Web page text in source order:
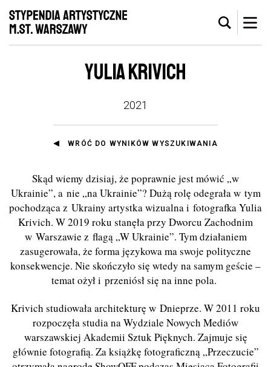
YULIA KRIVICH
2021
WRÓĆ DO WYNIKÓW WYSZUKIWANIA
Skąd wiemy dzisiaj, że poprawnie jest mówić „w
Ukrainie”, a nie „na Ukrainie”? Dużą rolę odegrała w tym
pochodząca z Ukrainy artystka wizualna i fotografka Yulia
Krivich. W 2019 roku stanęła przy Dworcu Zachodnim
w Warszawie z flagą „W Ukrainie”. Tym działaniem
zasugerowała, że forma językowa ma swoje polityczne
konsekwencje. Nie skończyło się wtedy na samym geście –
temat ożył i przeniósł się na inne pola.
Krivich studiowała architekturę w Dnieprze. W 2011 roku
rozpoczęła studia na Wydziale Nowych Mediów
warszawskiej Akademii Sztuk Pięknych. Zajmuje się
głównie fotografią. Za książkę fotograficzną „Przeczucie”